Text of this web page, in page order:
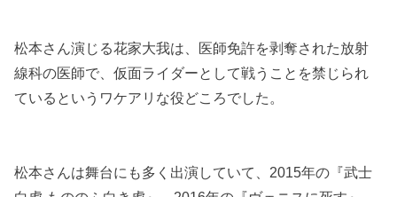
松本さん演じる花家大我は、医師免許を剥奪された放射
線科の医師で、仮面ライダーとして戦うことを禁じられ
ているというワケアリな役どころでした。
松本さんは舞台にも多く出演していて、2015年の『武士